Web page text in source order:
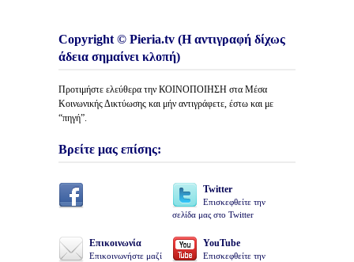
Copyright © Pieria.tv (Η αντιγραφή δίχως
άδεια σημαίνει κλοπή)
Προτιμήστε ελεύθερα την ΚΟΙΝΟΠΟΙΗΣΗ στα Μέσα
Κοινωνικής Δικτύωσης και μήν αντιγράφετε, έστω και με
“πηγή”.
Βρείτε μας επίσης:
Twitter
Επισκεφθείτε την
σελίδα μας στο Twitter
Επικοινωνία
Επικοινωνήστε μαζί
YouTube
Επισκεφθείτε την